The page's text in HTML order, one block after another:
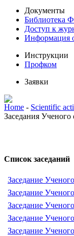
Документы
Библиотека
Доступ к
Информация
Инструкции
Профком
Заявки
Home - Scientific
Заседания Ученого
Список заседаний
Заседание
Заседание
Заседание
Заседание
Заседание